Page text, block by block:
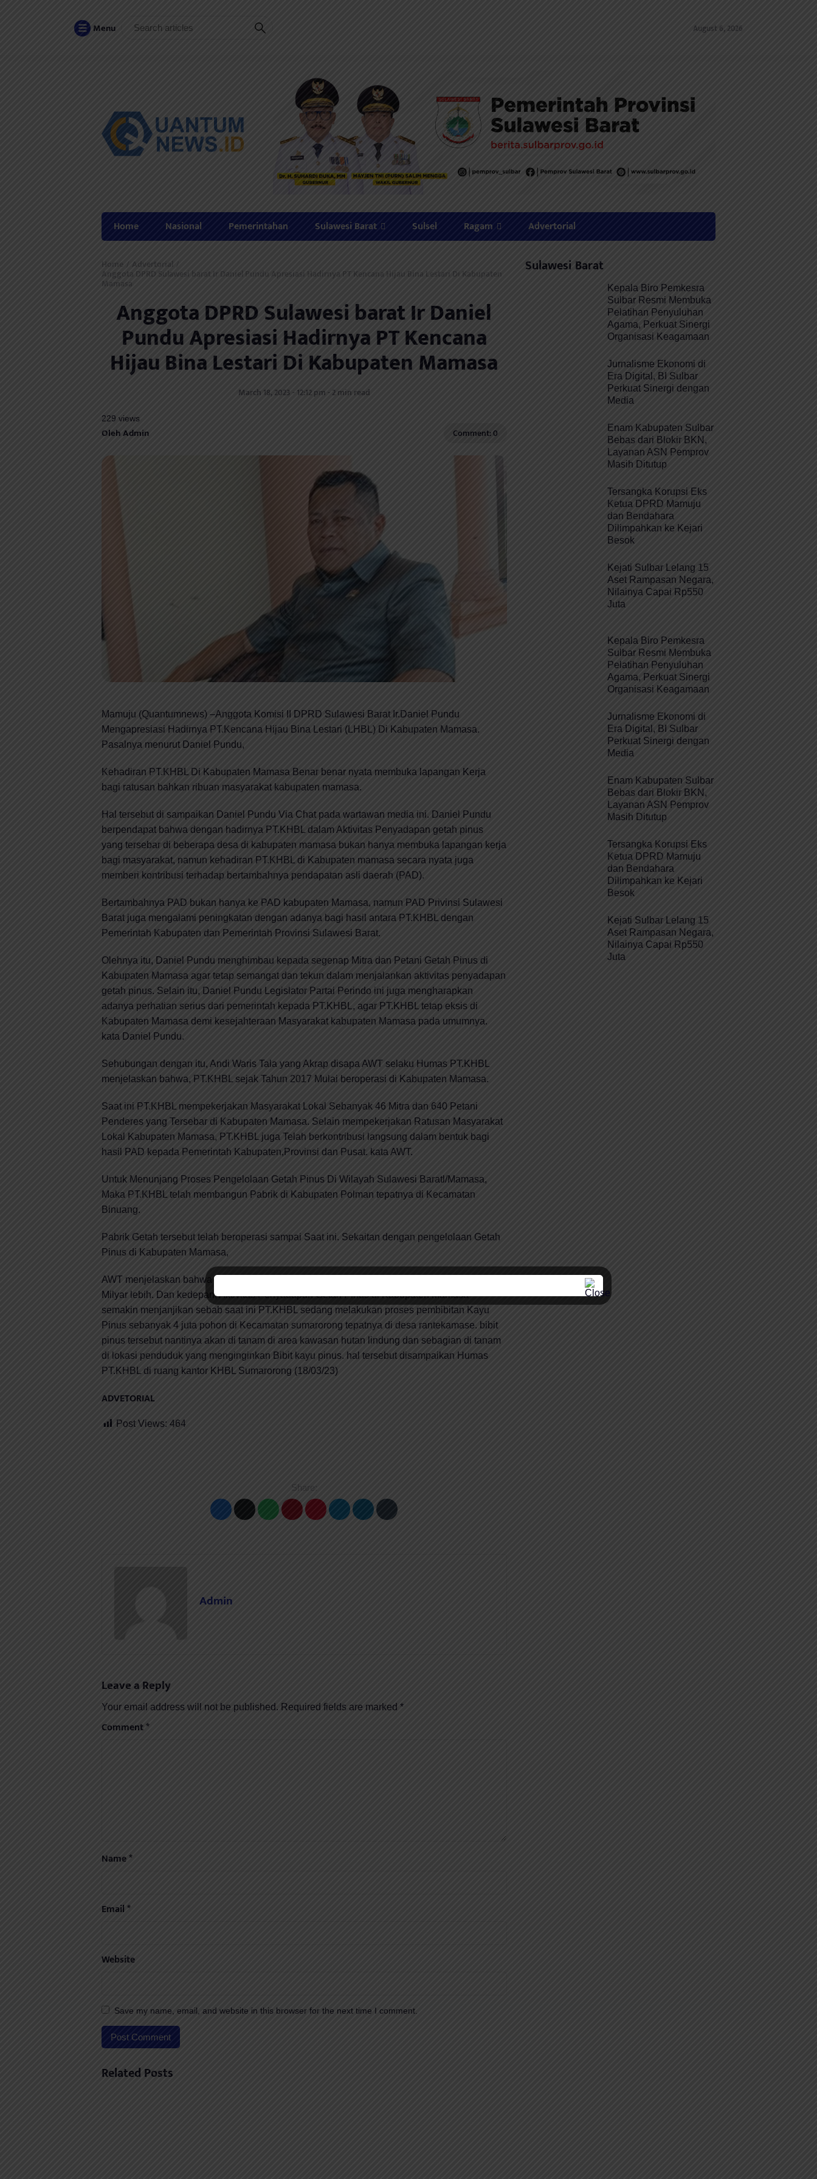
Menu August 6, 2026
Home Nasional Pemerintahan Sulawesi Barat Sulsel Ragam Advertorial
Home / Advertorial /
Anggota DPRD Sulawesi barat Ir Daniel Pundu Apresiasi Hadirnya PT Kencana Hijau Bina Lestari Di Kabupaten
Mamasa
Anggota DPRD Sulawesi barat Ir Daniel
Pundu Apresiasi Hadirnya PT Kencana
Hijau Bina Lestari Di Kabupaten Mamasa
March 18, 2023 - 12:12 pm - 2 min read
229 views
Oleh Admin Comment: 0
Mamuju (Quantumnews) –Anggota Komisi II DPRD Sulawesi Barat Ir.Daniel Pundu
Mengapresiasi Hadirnya PT.Kencana Hijau Bina Lestari (LHBL) Di Kabupaten Mamasa.
Pasalnya menurut Daniel Pundu,
Kehadiran PT.KHBL Di Kabupaten Mamasa Benar benar nyata membuka lapangan Kerja
bagi ratusan bahkan ribuan masyarakat kabupaten mamasa.
Hal tersebut di sampaikan Daniel Pundu Via Chat pada wartawan media ini. Daniel Pundu
berpendapat bahwa dengan hadirnya PT.KHBL dalam Aktivitas Penyadapan getah pinus
yang tersebar di beberapa desa di kabupaten mamasa bukan hanya membuka lapangan kerja
bagi masyarakat, namun kehadiran PT.KHBL di Kabupaten mamasa secara nyata juga
memberi kontribusi terhadap bertambahnya pendapatan asli daerah (PAD).
Bertambahnya PAD bukan hanya ke PAD kabupaten Mamasa, namun PAD Privinsi Sulawesi
Barat juga mengalami peningkatan dengan adanya bagi hasil antara PT.KHBL dengan
Pemerintah Kabupaten dan Pemerintah Provinsi Sulawesi Barat.
Olehnya itu, Daniel Pundu menghimbau kepada segenap Mitra dan Petani Getah Pinus di
Kabupaten Mamasa agar tetap semangat dan tekun dalam menjalankan aktivitas penyadapan
getah pinus. Selain itu, Daniel Pundu Legislator Partai Perindo ini juga mengharapkan
adanya perhatian serius dari pemerintah kepada PT.KHBL, agar PT.KHBL tetap eksis di
Kabupaten Mamasa demi kesejahteraan Masyarakat kabupaten Mamasa pada umumnya.
kata Daniel Pundu.
Sehubungan dengan itu, Andi Waris Tala yang Akrap disapa AWT selaku Humas PT.KHBL
menjelaskan bahwa, PT.KHBL sejak Tahun 2017 Mulai beroperasi di Kabupaten Mamasa.
Saat ini PT.KHBL mempekerjakan Masyarakat Lokal Sebanyak 46 Mitra dan 640 Petani
Penderes yang Tersebar di Kabupaten Mamasa. Selain mempekerjakan Ratusan Masyarakat
Lokal Kabupaten Mamasa, PT.KHBL juga Telah berkontribusi langsung dalam bentuk bagi
hasil PAD kepada Pemerintah Kabupaten,Provinsi dan Pusat. kata AWT.
Untuk Menunjang Proses Pengelolaan Getah Pinus Di Wilayah Sulawesi Baratl/Mamasa,
Maka PT.KHBL telah membangun Pabrik di Kabupaten Polman tepatnya di Kecamatan
Binuang.
Pabrik Getah tersebut telah beroperasi sampai Saat ini. Sekaitan dengan pengelolaan Getah
Pinus di Kabupaten Mamasa,
AWT menjelaskan bahwa Uang yang beredar di Kalangan Petani setiap bulannya sebesar 3
Milyar lebih. Dan kedepan, Aktivitas Penyadapan Getah Pinus di Kabupaten Mamasa
semakin menjanjikan sebab saat ini PT.KHBL sedang melakukan proses pembibitan Kayu
Pinus sebanyak 4 juta pohon di Kecamatan sumarorong tepatnya di desa rantekamase. bibit
pinus tersebut nantinya akan di tanam di area kawasan hutan lindung dan sebagian di tanam
di lokasi penduduk yang menginginkan Bibit kayu pinus. hal tersebut disampaikan Humas
PT.KHBL di ruang kantor KHBL Sumarorong (18/03/23)
ADVETORIAL
Post Views: 464
Share:
Admin
Leave a Reply
Your email address will not be published. Required fields are marked *
Comment*
Name*
Email*
Website
Save my name, email, and website in this browser for the next time I comment.
Related Posts
Sulawesi Barat
Kepala Biro Pemkesra
Sulbar Resmi Membuka
Pelatihan Penyuluhan
Agama, Perkuat Sinergi
Organisasi Keagamaan
Jurnalisme Ekonomi di
Era Digital, BI Sulbar
Perkuat Sinergi dengan
Media
Enam Kabupaten Sulbar
Bebas dari Blokir BKN,
Layanan ASN Pemprov
Masih Ditutup
Tersangka Korupsi Eks
Ketua DPRD Mamuju
dan Bendahara
Dilimpahkan ke Kejari
Besok
Kejati Sulbar Lelang 15
Aset Rampasan Negara,
Nilainya Capai Rp550
Juta
Kepala Biro Pemkesra
Sulbar Resmi Membuka
Pelatihan Penyuluhan
Agama, Perkuat Sinergi
Organisasi Keagamaan
Jurnalisme Ekonomi di
Era Digital, BI Sulbar
Perkuat Sinergi dengan
Media
Enam Kabupaten Sulbar
Bebas dari Blokir BKN,
Layanan ASN Pemprov
Masih Ditutup
Tersangka Korupsi Eks
Ketua DPRD Mamuju
dan Bendahara
Dilimpahkan ke Kejari
Besok
Kejati Sulbar Lelang 15
Aset Rampasan Negara,
Nilainya Capai Rp550
Juta